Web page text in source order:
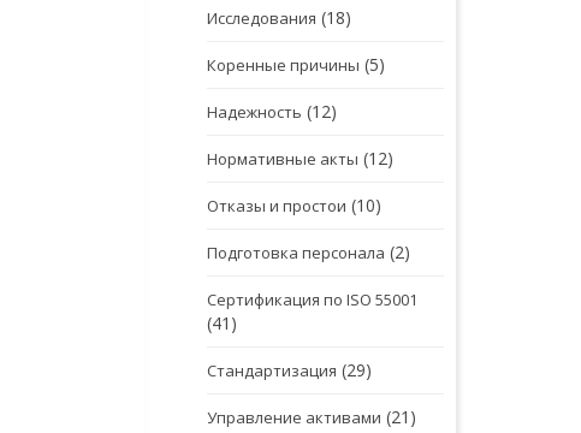
Исследования (18)
Коренные причины (5)
Надежность (12)
Нормативные акты (12)
Отказы и простои (10)
Подготовка персонала (2)
Сертификация по ISO 55001
(41)
Стандартизация (29)
Управление активами (21)